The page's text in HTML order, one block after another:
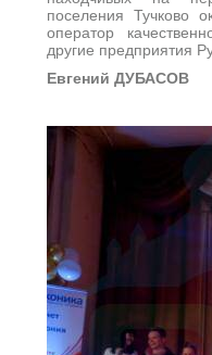
поселения Тучково
оператор
другие предприятия
Евгений ДУБАСОВ